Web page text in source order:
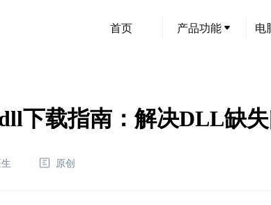
首页 产品功能 电
下载指南：解决DLL缺
原创